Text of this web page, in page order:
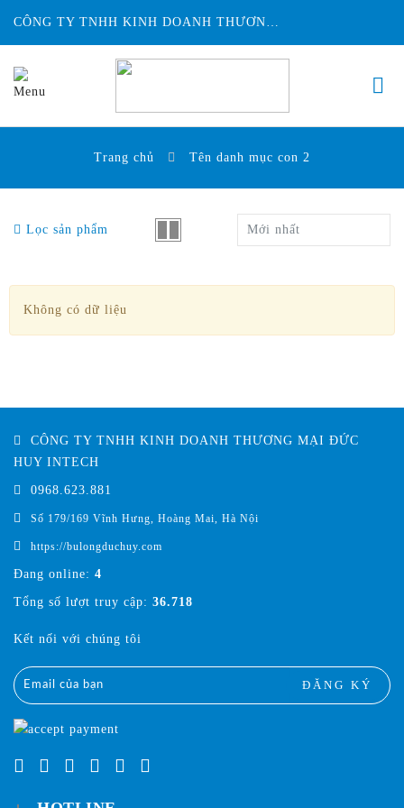
CÔNG TY TNHH KINH DOANH THƯƠNG MẠI ĐỨC HUY INTECH
Trang chủ Tên danh mục con 2
Lọc sản phẩm Mới nhất
Không có dữ liệu
CÔNG TY TNHH KINH DOANH THƯƠNG MẠI ĐỨC
HUY INTECH
0968.623.881
Số 179/169 Vĩnh Hưng, Hoàng Mai, Hà Nội
https://bulongduchuy.com
Đang online: 4
Tổng số lượt truy cập: 36.718
Kết nối với chúng tôi
ĐĂNG KÝ